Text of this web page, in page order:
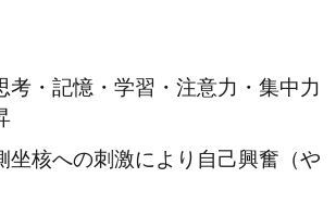
考・記憶・学習・注意力・集中力
坐核への刺激により自己興奮（や